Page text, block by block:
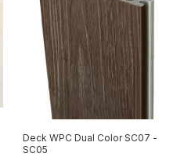
Deck WPC Dual Color SC07 -
SC05